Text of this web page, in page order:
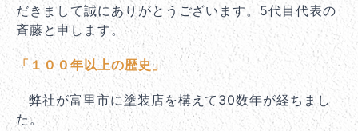
お問い合わせ
だきまして誠にありがとうございます。5代目代表の
斉藤と申します。
「１００年以上の歴史」
弊社が富里市に塗装店を構えて30数年が経ちまし
た。